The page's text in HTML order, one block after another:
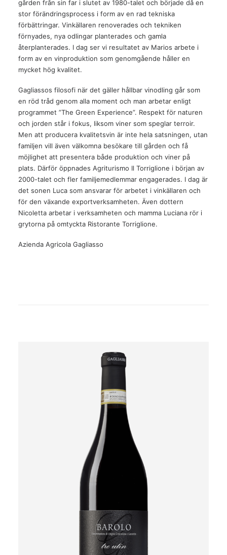
gården från sin far i slutet av 1980-talet och började då en
stor förändringsprocess i form av en rad tekniska
förbättringar. Vinkällaren renoverades och tekniken
förnyades, nya odlingar planterades och gamla
återplanterades. I dag ser vi resultatet av Marios arbete i
form av en vinproduktion som genomgående håller en
mycket hög kvalitet.
Gagliassos filosofi när det gäller hållbar vinodling går som
en röd tråd genom alla moment och man arbetar enligt
programmet ”The Green Experience”. Respekt för naturen
och jorden står i fokus, liksom viner som speglar terroir.
Men att producera kvalitetsvin är inte hela satsningen, utan
familjen vill även välkomna besökare till gården och få
möjlighet att presentera både produktion och viner på
plats. Därför öppnades Agriturismo Il Torriglione i början av
2000-talet och fler familjemedlemmar engagerades. I dag är
det sonen Luca som ansvarar för arbetet i vinkällaren och
för den växande exportverksamheten. Även dottern
Nicoletta arbetar i verksamheten och mamma Luciana rör i
grytorna på omtyckta Ristorante Torriglione.
Azienda Agricola Gagliasso